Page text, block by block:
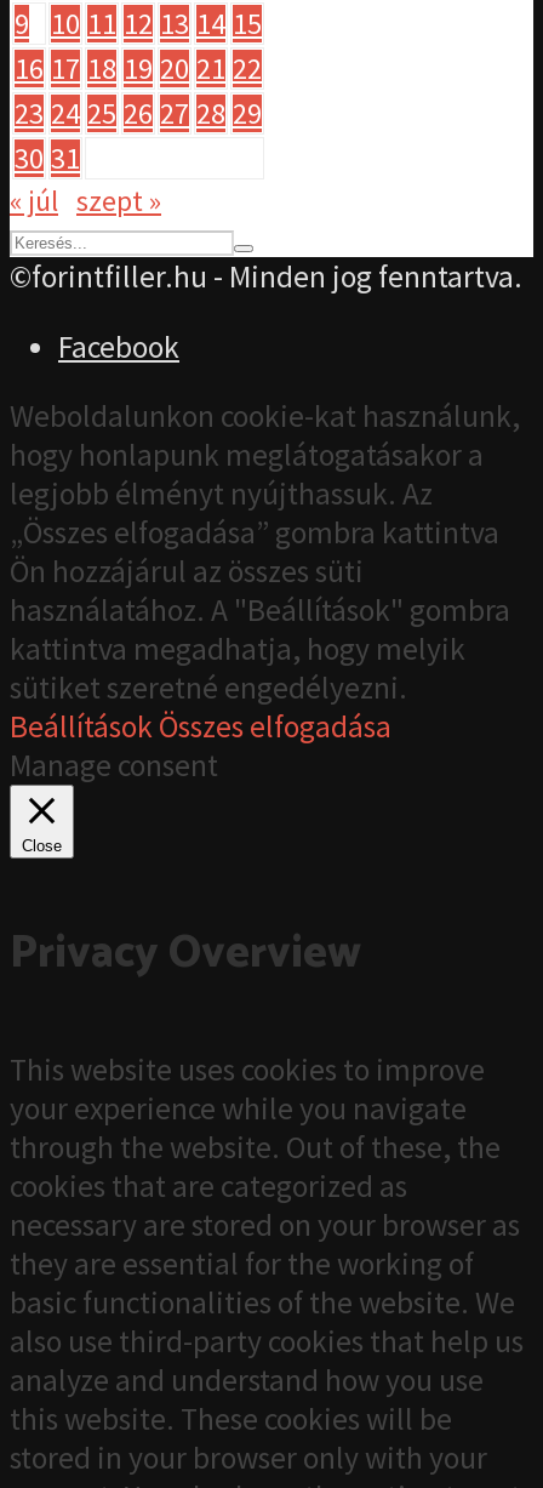
9
10 11 12 13 14 15
16 17 18 19 20 21 22
23 24 25 26 27 28 29
30 31
« júl szept »
©forintfiller.hu - Minden jog fenntartva.
Facebook
Weboldalunkon cookie-kat használunk,
hogy honlapunk meglátogatásakor a
legjobb élményt nyújthassuk. Az
„Összes elfogadása” gombra kattintva
Ön hozzájárul az összes süti
használatához. A "Beállítások" gombra
kattintva megadhatja, hogy melyik
sütiket szeretné engedélyezni.
BeállításokÖsszes elfogadása
Manage consent
Close
Privacy Overview
This website uses cookies to improve
your experience while you navigate
through the website. Out of these, the
cookies that are categorized as
necessary are stored on your browser as
they are essential for the working of
basic functionalities of the website. We
also use third-party cookies that help us
analyze and understand how you use
this website. These cookies will be
stored in your browser only with your